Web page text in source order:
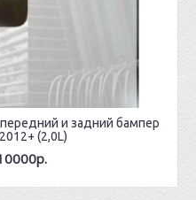
и задний бампер
(2,0L)